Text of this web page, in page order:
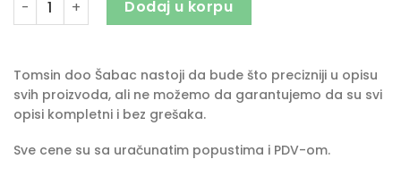
Dodaj u korpu
Tomsin doo Šabac nastoji da bude što precizniji u opisu
svih proizvoda, ali ne možemo da garantujemo da su svi
opisi kompletni i bez grešaka.
Sve cene su sa uračunatim popustima i PDV-om.